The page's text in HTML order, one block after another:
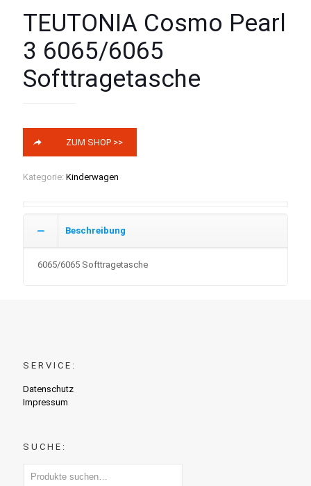
TEUTONIA Cosmo Pearl
3 6065/6065
Softtragetasche
ZUM SHOP >>
Kategorie: Kinderwagen
Beschreibung
6065/6065 Softtragetasche
SERVICE:
Datenschutz
Impressum
SUCHE: